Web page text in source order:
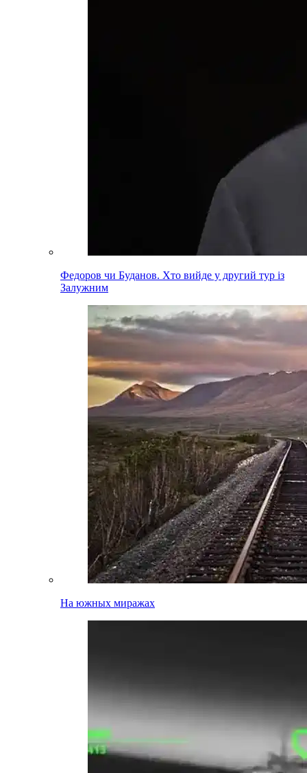
Федоров чи Буданов. Хто вийде у другий тур із
Залужним
На южных миражах